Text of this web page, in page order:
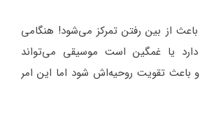
از بین رفتن تمرکز می‌شود! هنگامی
یا غمگین است موسیقی می‌تواند
باعث تقویت روحیه‌اش شود اما این امر